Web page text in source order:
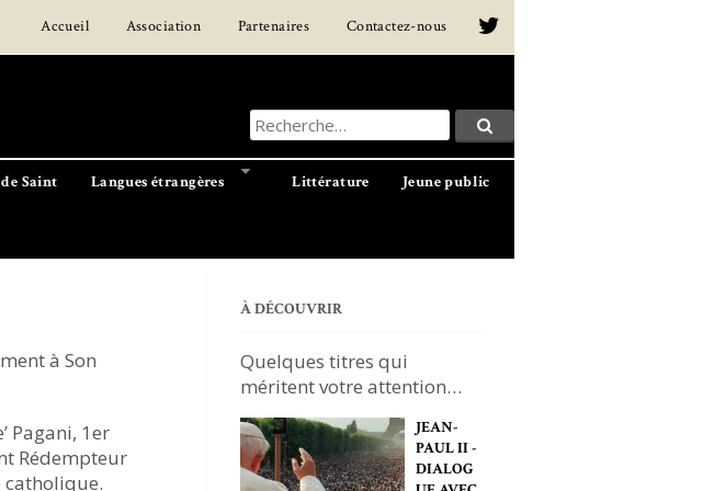
Accueil Association Partenaires Contactez-nous
Recherche
pour
:
Recherche…
Saint Langues étrangères Littérature Jeune public
à Son
Pagani, 1er
Rédempteur
catholique.
À DÉCOUVRIR
Quelques titres qui
méritent votre attention…
JEAN-
PAUL II -
DIALOG